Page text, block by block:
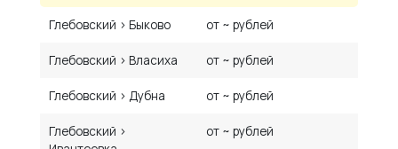
Глебовский › Быково от ~ рублей
Глебовский › Власиха от ~ рублей
Глебовский › Дубна от ~ рублей
Глебовский ›
от ~ рублей